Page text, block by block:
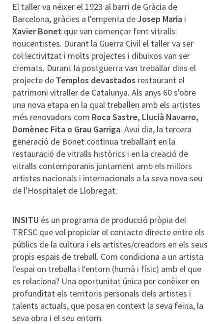
El taller va néixer el 1923 al barri de Gràcia de
Barcelona, gràcies a l'empenta deJosep Maria i
Xavier Bonet que van començar fent vitralls
noucentistes. Durant la Guerra Civil el taller va ser
col·lectivitzat i molts projectes i dibuixos van ser
cremats. Durant la postguerra van treballar dins el
projecte de Templos devastados restaurant el
patrimoni vitraller de Catalunya. Als anys 60 s'obre
una nova etapa en la qual treballen amb els artistes
més renovadors com Roca Sastre, Llucià Navarro,
Domènec Fita o Grau Garriga. Avui dia, la tercera
generació de Bonet continua treballant en la
restauració de vitralls històrics i en la creació de
vitralls contemporanis juntament amb els millors
artistes nacionals i internacionals a la seva nova seu
de l'Hospitalet de Llobregat.
INSITU és un programa de producció pròpia del
TRESC que vol propiciar el contacte directe entre els
públics de la cultura i els artistes/creadors en els seus
propis espais de treball. Com condiciona a un artista
l'espai on treballa i l'entorn (humà i físic) amb el que
es relaciona? Una oportunitat única per conèixer en
profunditat els territoris personals dels artistes i
talents actuals, que posa en context la seva feina, la
seva obra i el seu entorn.